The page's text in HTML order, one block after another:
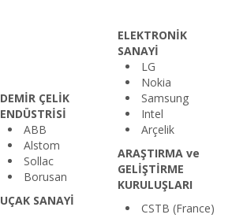
DEMİR ÇELİK
ENDÜSTRİSİ
ABB
Alstom
Sollac
Borusan
UÇAK SANAYİ
ELEKTRONİK
SANAYİ
LG
Nokia
Samsung
Intel
Arçelik
ARAŞTIRMA ve
GELİŞTİRME
KURULUŞLARI
CSTB (France)